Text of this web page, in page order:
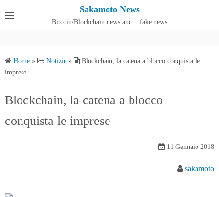
Sakamoto News
Bitcoin/Blockchain news and... fake news
Home » Notizie »
Blockchain, la catena a blocco conquista le
imprese
Blockchain, la catena a blocco
conquista le imprese
11 Gennaio 2018
sakamoto